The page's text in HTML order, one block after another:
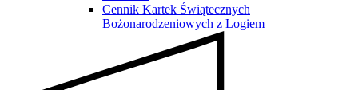
Cennik Kartek Świątecznych
Bożonarodzeniowych z Logiem